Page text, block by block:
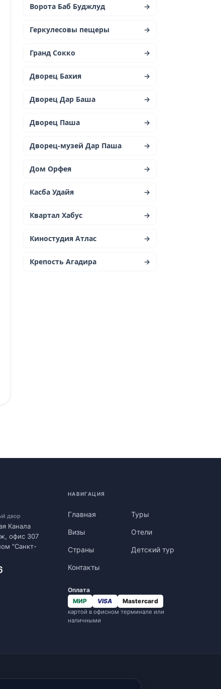
Ворота Баб Буджлуд →
Геркулесовы пещеры →
Гранд Сокко →
Дворец Бахия →
Дворец Дар Баша →
Дворец Паша →
Дворец-музей Дар Паша →
Дом Орфея →
Касба Удайя →
Квартал Хабус →
Киностудия Атлас →
Крепость Агадира →
двор
Канала
офис 307
"Санкт-
НАВИГАЦИЯ
Главная Туры
Визы Отели
Страны Детский тур
Контакты
Оплата
МИР
VISA Mastercard
картой в офисном терминале или
наличными